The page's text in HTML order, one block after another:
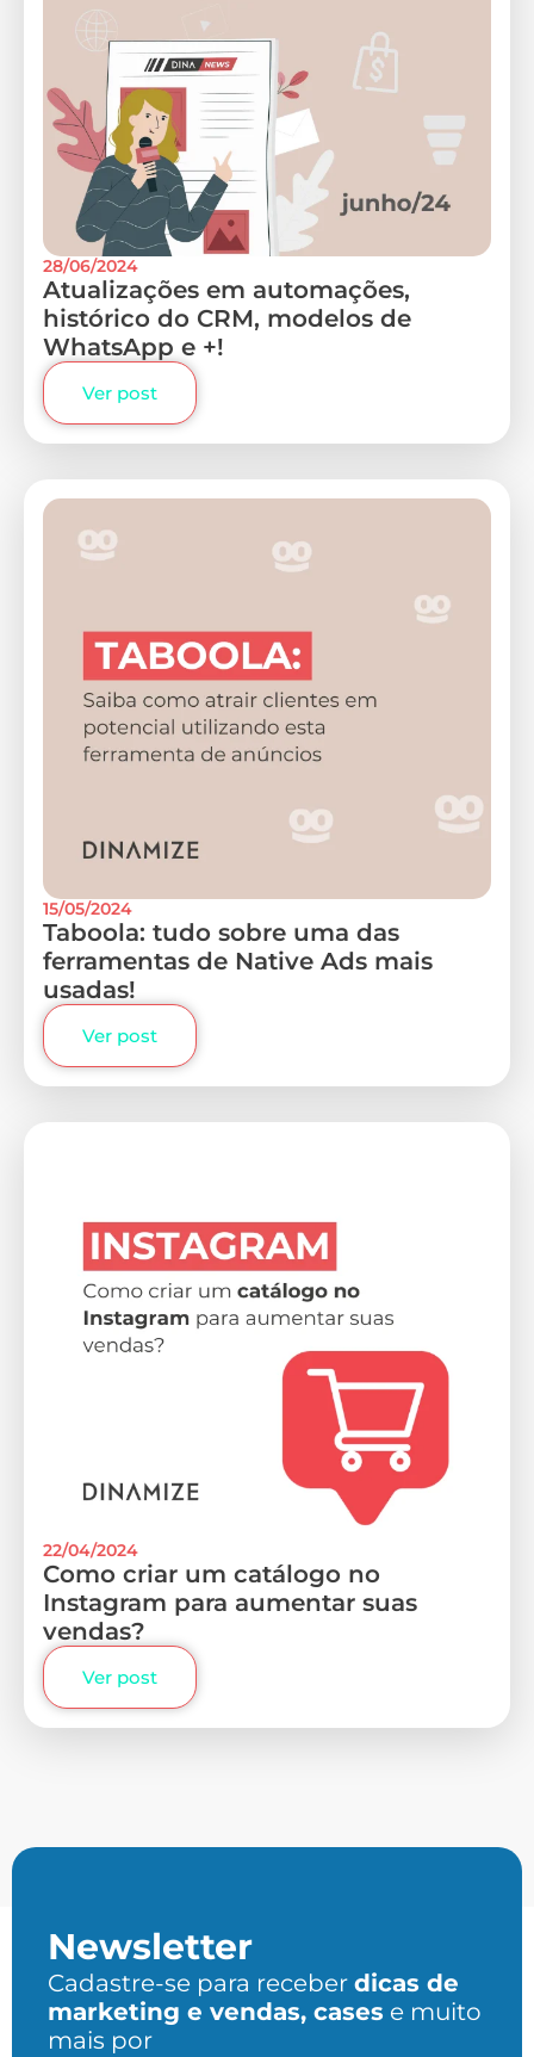
28/06/2024
Atualizações em automações,
histórico do CRM, modelos de
WhatsApp e +!
Ver post
15/05/2024
Taboola: tudo sobre uma das
ferramentas de Native Ads mais
usadas!
Ver post
22/04/2024
Como criar um catálogo no
Instagram para aumentar suas
vendas?
Ver post
Newsletter
Cadastre-se para receber dicas de
marketing e vendas, cases e muito
mais por